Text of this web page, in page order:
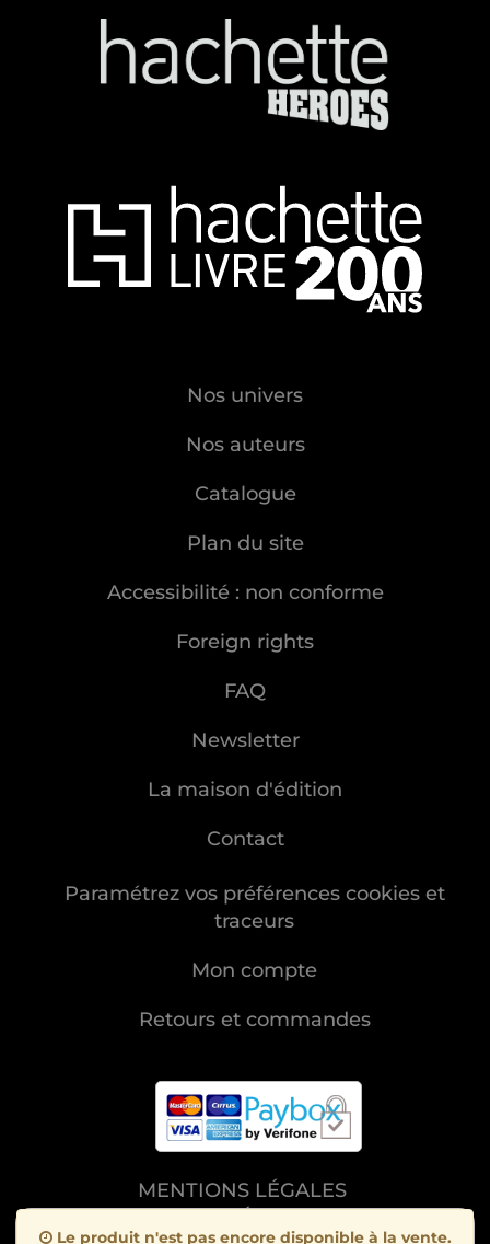
Le produit n'est pas encore disponible à la vente.
Nos univers
Nos auteurs
Catalogue
Plan du site
Accessibilité : non conforme
Foreign rights
FAQ
Newsletter
La maison d'édition
Contact
Paramétrez vos préférences cookies et
traceurs
Mon compte
Retours et commandes
MENTIONS LÉGALES